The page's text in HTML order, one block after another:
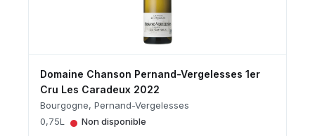
Domaine Chanson Pernand-Vergelesses 1er
Cru Les Caradeux 2022
Bourgogne, Pernand-Vergelesses
0,75L
• Non disponible